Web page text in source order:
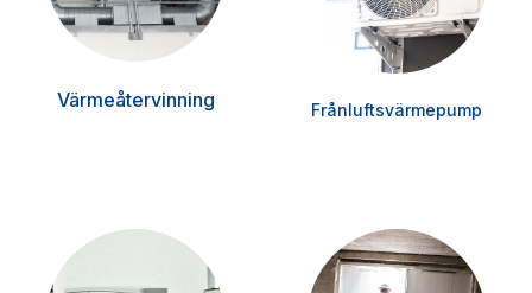
Värmeåtervinning Frånluftsvärmepump